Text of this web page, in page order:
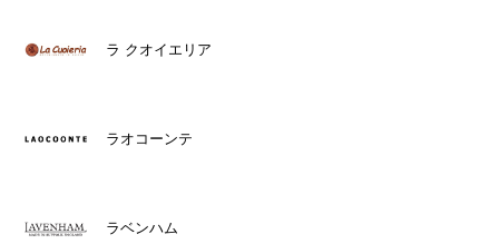
ラ クオイエリア
ラオコーンテ
ラベンハム